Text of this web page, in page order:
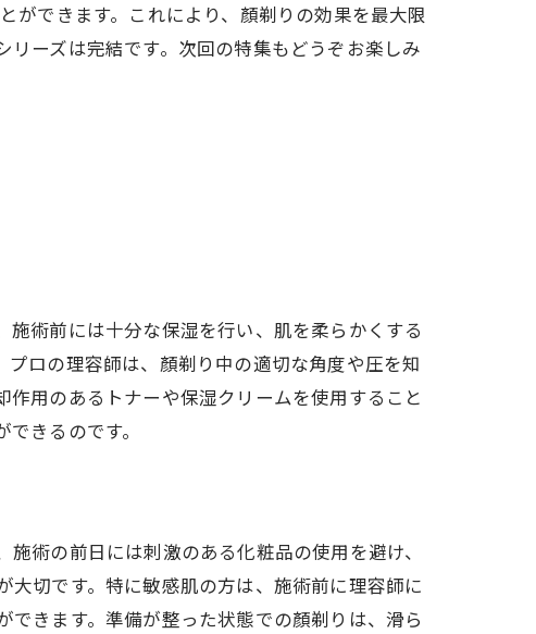
ができます。これにより、顏剃りの効果を最大限
ーズは完結です。次回の特集もどうぞお楽しみ
術前には十分な保湿を行い、肌を柔らかくする
ロの理容師は、顏剃り中の適切な角度や圧を知
用のあるトナーや保湿クリームを使用すること
きるのです。
術の前日には刺激のある化粧品の使用を避け、
切です。特に敏感肌の方は、施術前に理容師に
きます。準備が整った状態での顏剃りは、滑ら